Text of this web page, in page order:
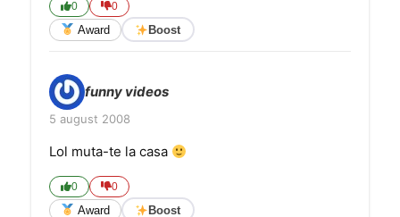
0 0
Award Boost
funny videos
5 august 2008
Lol muta-te la casa
0 0
Award Boost